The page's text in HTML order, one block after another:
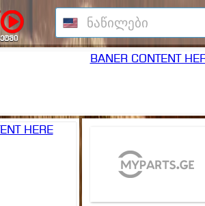
BANER CONTENT
HERE
GEO
GEO